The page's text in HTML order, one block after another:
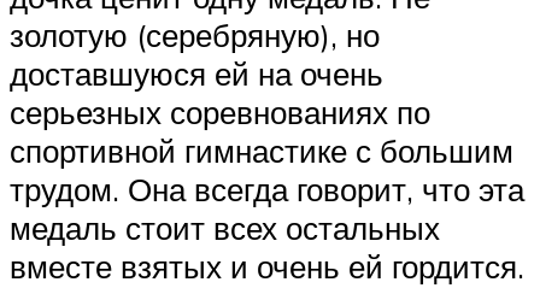
золотую (серебряную), но
доставшуюся ей на очень
серьезных соревнованиях по
спортивной гимнастике с большим
трудом. Она всегда говорит, что эта
медаль стоит всех остальных
вместе взятых и очень ей гордится.